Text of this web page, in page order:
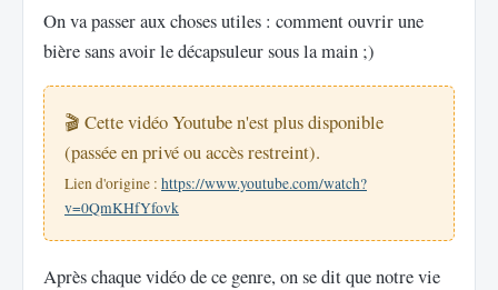
On va passer aux choses utiles : comment ouvrir une
bière sans avoir le décapsuleur sous la main ;)
🎬 Cette vidéo Youtube n'est plus disponible
(passée en privé ou accès restreint).
Lien d'origine : https://www.youtube.com/watch?
v=0QmKHfYfovk
Après chaque vidéo de ce genre, on se dit que notre vie